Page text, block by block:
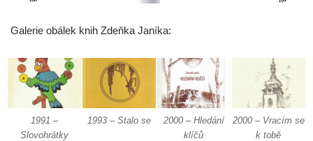
Galerie obálek knih Zdeňka Janíka:
1991 –
Slovohrátky
1993 – Stalo se
2000 – Hledání
klíčů
2000 – Vracím se
k tobě